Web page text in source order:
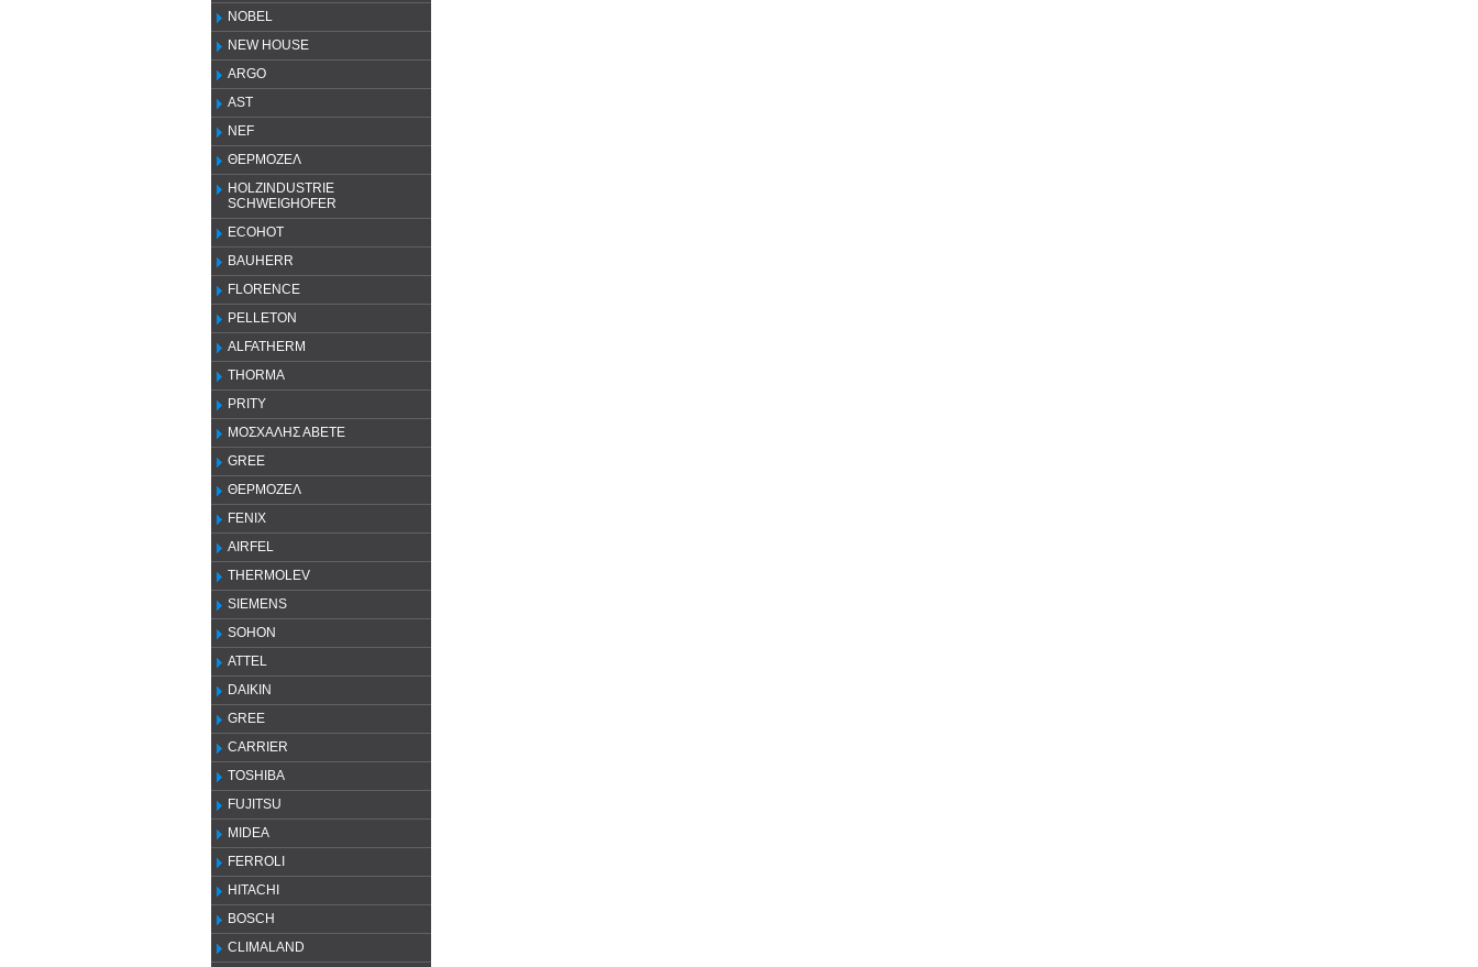
NOBEL
NEW HOUSE
ARGO
AST
NEF
ΘΕΡΜΟΖΕΛ
HOLZINDUSTRIE
SCHWEIGHOFER
ECOHOT
BAUHERR
FLORENCE
PELLETON
ALFATHERM
THORMA
PRITY
ΜΟΣΧΑΛΗΣ ΑΒΕΤΕ
GREE
ΘΕΡΜΟΖΕΛ
FENIX
AIRFEL
THERMOLEV
SIEMENS
SOHON
ATTEL
DAIKIN
GREE
CARRIER
TOSHIBA
FUJITSU
MIDEA
FERROLI
HITACHI
BOSCH
CLIMALAND